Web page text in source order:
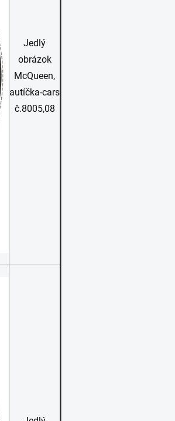
Jedlý
obrázok
McQueen,
autíčka-cars
č.8005,08